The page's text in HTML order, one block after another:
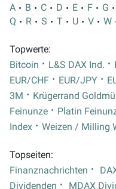
A
B C D E F G
Q
R S T U V W
Topwerte:
Bitcoin
L&S DAX Ind.
EUR/CHF
EUR/JPY
3M
Krügerrand
Feinunze
Platin
Index
Weizen / Milling
Topseiten:
Finanznachrichten
Dividenden
MDAX